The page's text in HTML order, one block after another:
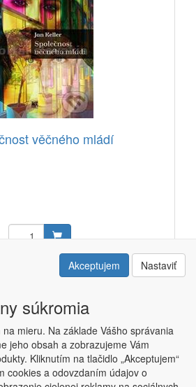
věčného mládí
15,65 EUR
2015 |Kontakt| Obchodné podmienky
Akceptujem Nastaviť
súkromia
mieru. Na základe Vášho správania
jeho obsah a zobrazujeme Vám
Kliknutím na tlačidlo „Akceptujem“
cookies a odovzdaním údajov o